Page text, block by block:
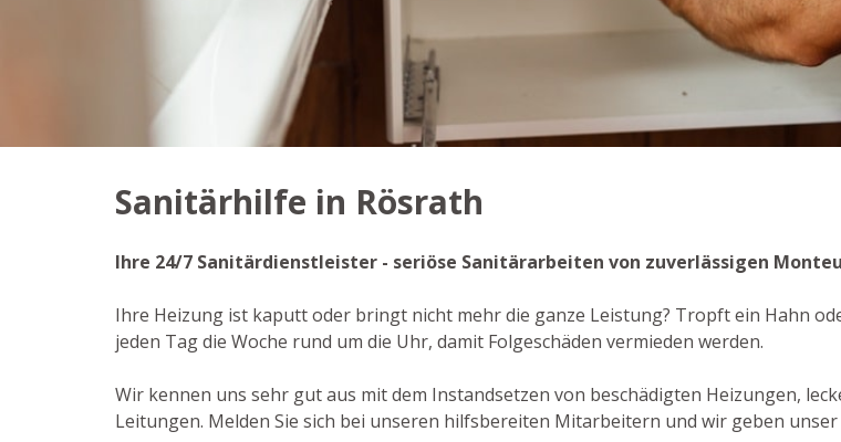
Sanitärhilfe in Rösrath
Ihre 24/7 Sanitärdienstleister - seriöse Sanitärarbeiten von zuverlässigen
Ihre Heizung ist kaputt oder bringt nicht mehr die ganze Leistung? Tropft ein Hahn
jeden Tag die Woche rund um die Uhr, damit Folgeschäden vermieden werden.
Wir kennen uns sehr gut aus mit dem Instandsetzen von beschädigten Heizungen,
Leitungen. Melden Sie sich bei unseren hilfsbereiten Mitarbeitern und wir geben